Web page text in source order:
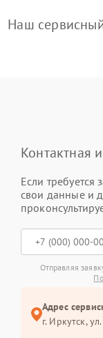
Наш
Контактная
Если требуется
свои данные и
Отправляя
Адрес
г. Иркутск,